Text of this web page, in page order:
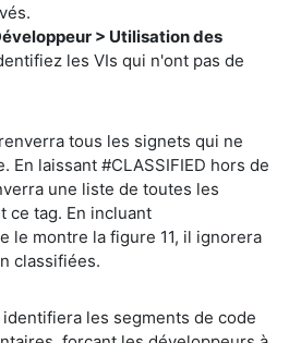
> Utilisation des
les VIs qui n'ont pas de
tous les signets qui ne
En laissant #CLASSIFIED hors de
une liste de toutes les
ce tag. En incluant
le montre la figure 11, il ignorera
classifiées.
les segments de code